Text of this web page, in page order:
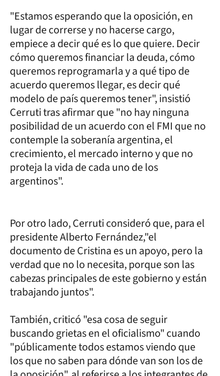
"Estamos esperando que la oposición, en
lugar de correrse y no hacerse cargo,
empiece a decir qué es lo que quiere. Decir
cómo queremos financiar la deuda, cómo
queremos reprogramarla y a qué tipo de
acuerdo queremos llegar, es decir qué
modelo de país queremos tener", insistió
Cerruti tras afirmar que "no hay ninguna
posibilidad de un acuerdo con el FMI que no
contemple la soberanía argentina, el
crecimiento, el mercado interno y que no
proteja la vida de cada uno de los
argentinos".
Por otro lado, Cerruti consideró que, para el
presidente Alberto Fernández,"el
documento de Cristina es un apoyo, pero la
verdad que no lo necesita, porque son las
cabezas principales de este gobierno y están
trabajando juntos".
También, criticó "esa cosa de seguir
buscando grietas en el oficialismo" cuando
"públicamente todos estamos viendo que
los que no saben para dónde van son los de